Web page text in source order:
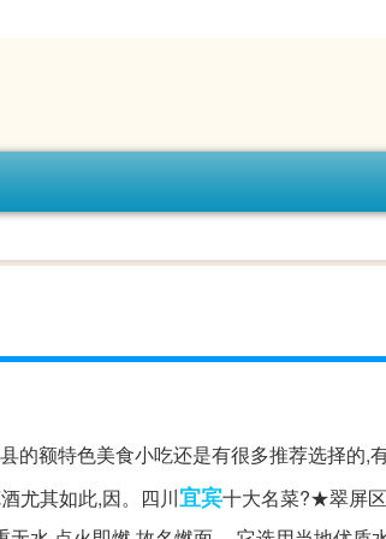
的额特色美食小吃还是有很多推荐选择的,
尤其如此,因。四川宜宾十大名菜?★翠屏